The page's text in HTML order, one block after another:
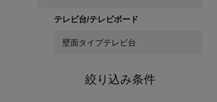
テレビ台/テレビボード
壁面タイプテレビ台
絞り込み条件